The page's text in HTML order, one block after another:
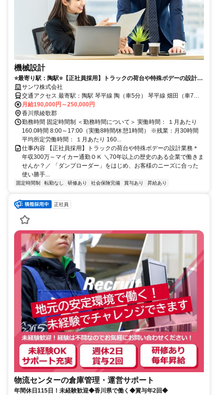
機械設計
⭐️最寄り駅：陶駅⭐️【正社員採用】トラックの荷台や特殊ボデーの設計業
務＊年収300万～マイカー通勤ＯＫ
サンワ株式会社
交通アクセス 最寄駅：陶駅 琴平線 陶（車5分） 琴平線 畑田（車7
分） ＜車通勤OKです／当面の間転勤なし＞
月給190,000円～250,000円
香川県綾歌郡
勤務時間 固定時間制 ＜勤務時間について＞ 実働時間： １月あたり
160.0時間 8:00～17:00（実働8時間/休憩1時間） ※残業：月30時間
平均所定労働時間： １月あたり 160...
仕事内容 【正社員採用】トラックの荷台や特殊ボデーの設計業務＊
年収300万～マイカー通勤ＯＫ ＼70年以上の歴史のある企業で働きま
せんか？／ 「ダンプローダー」をはじめ、お客様のニーズに合った
使い勝手...
固定時間制 転勤なし 研修あり 社会保険完備 賞与あり 昇給あり
正社員
物流センターの倉庫管理・運営サポート
年間休日115日！未経験歓迎◆香川県で働く◆賞与年2回◆